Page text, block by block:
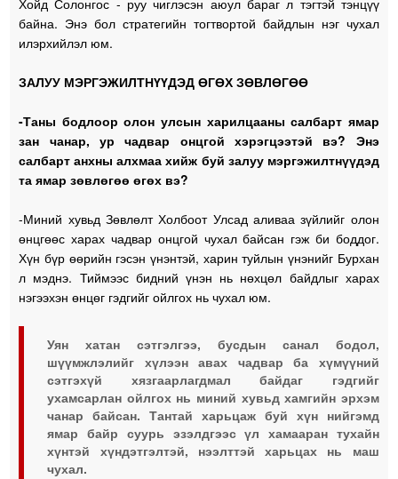
Хойд Солонгос - руу чиглэсэн аюул бараг л тэгтэй тэнцүү
байна. Энэ бол стратегийн тогтвортой байдлын нэг чухал
илэрхийлэл юм.
ЗАЛУУ МЭРГЭЖИЛТНҮҮДЭД ӨГӨХ ЗӨВЛӨГӨӨ
-Таны бодлоор олон улсын харилцааны салбарт ямар
зан чанар, ур чадвар онцгой хэрэгцээтэй вэ? Энэ
салбарт анхны алхмаа хийж буй залуу мэргэжилтнүүдэд
та ямар зөвлөгөө өгөх вэ?
-Миний хувьд Зөвлөлт Холбоот Улсад аливаа зүйлийг олон
өнцгөөс харах чадвар онцгой чухал байсан гэж би боддог.
Хүн бүр өөрийн гэсэн үнэнтэй, харин туйлын үнэнийг Бурхан
л мэднэ. Тиймээс бидний үнэн нь нөхцөл байдлыг харах
нэгээхэн өнцөг гэдгийг ойлгох нь чухал юм.
Уян хатан сэтгэлгээ, бусдын санал бодол,
шүүмжлэлийг хүлээн авах чадвар ба хүмүүний
сэтгэхүй хязгаарлагдмал байдаг гэдгийг
ухамсарлан ойлгох нь миний хувьд хамгийн эрхэм
чанар байсан. Тантай харьцаж буй хүн нийгэмд
ямар байр суурь эзэлдгээс үл хамааран тухайн
хүнтэй хүндэтгэлтэй, нээлттэй харьцах нь маш
чухал.